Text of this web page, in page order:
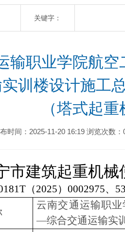
关键字：
输职业学院航
训楼设计施工
（塔式起重
时间：2025-11-20 16:19 浏览次数：
市建筑起重机械
（2025）0002975、
云南交通运输职
—综合交通运输实